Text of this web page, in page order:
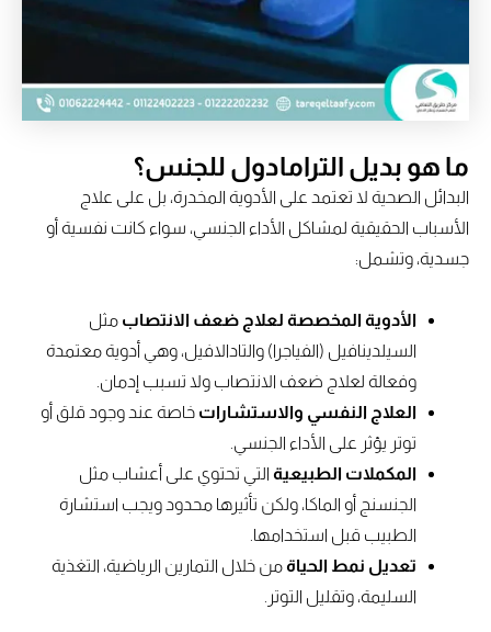
ما هو بديل الترامادول للجنس؟
البدائل الصحية لا تعتمد على الأدوية المخدرة، بل على علاج
الأسباب الحقيقية لمشاكل الأداء الجنسي، سواء كانت نفسية أو
جسدية، وتشمل:
الأدوية المخصصة لعلاج ضعف الانتصابمثل
السيلدينافيل (الفياجرا) والتادالافيل، وهي أدوية معتمدة
وفعالة لعلاج ضعف الانتصاب ولا تسبب إدمان.
العلاج النفسي والاستشاراتخاصة عند وجود قلق أو
توتر يؤثر على الأداء الجنسي.
المكملات الطبيعيةالتي تحتوي على أعشاب مثل
الجنسنج أو الماكا، ولكن تأثيرها محدود ويجب استشارة
الطبيب قبل استخدامها.
تعديل نمط الحياةمن خلال التمارين الرياضية، التغذية
السليمة، وتقليل التوتر.